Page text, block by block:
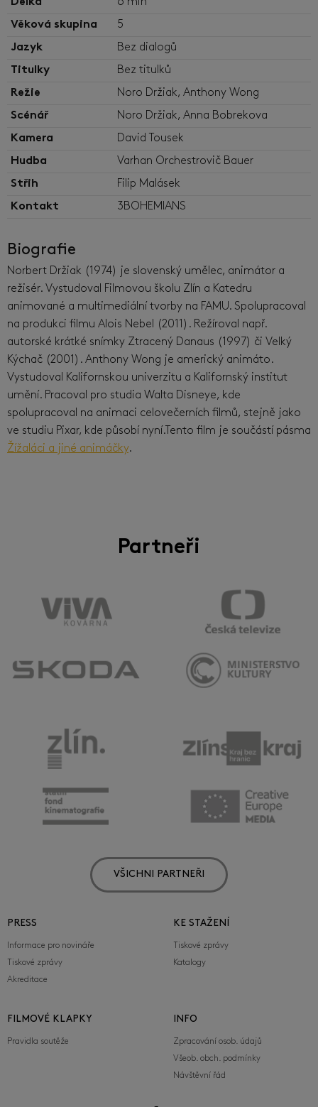
Věková skupina
5
Jazyk
Bez dialogů
Titulky
Bez titulků
Režie
Noro Držiak, Anthony Wong
Scénář
Noro Držiak, Anna Bobrekova
Kamera
David Tousek
Hudba
Varhan Orchestrovič Bauer
Střih
Filip Malásek
Kontakt
3BOHEMIANS
Biografie
Norbert Držiak (1974) je slovenský umělec, animátor a
režisér. Vystudoval Filmovou školu Zlín a Katedru
animované a multimediální tvorby na FAMU. Spolupracoval
na produkci filmu Alois Nebel (2011). Režíroval např.
autorské krátké snímky Ztracený Danaus (1997) či Velký
Kýchač (2001). Anthony Wong je americký animáto.
Vystudoval Kalifornskou univerzitu a Kalifornský institut
umění. Pracoval pro studia Walta Disneye, kde
spolupracoval na animaci celovečerních filmů, stejně jako
ve studiu Pixar, kde působí nyní.Tento film je součástí pásma
Žížaláci a jiné animáčky.
Partneři
VŠICHNI PARTNEŘI
PRESS
Informace pro novináře
Tiskové zprávy
Akreditace
KE STAŽENÍ
Tiskové zprávy
Katalogy
FILMOVÉ KLAPKY
Pravidla soutěže
INFO
Zpracování osob. údajů
Všeob. obch. podmínky
Návštěvní řád